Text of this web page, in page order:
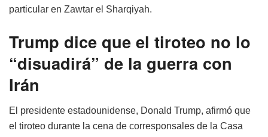
particular en Zawtar el Sharqiyah.
Trump dice que el tiroteo no lo
“disuadirá” de la guerra con
Irán
El presidente estadounidense, Donald Trump, afirmó que
el tiroteo durante la cena de corresponsales de la Casa